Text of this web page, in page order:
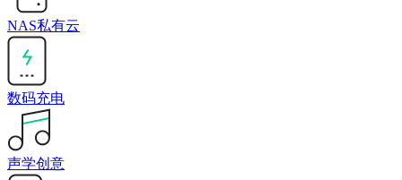
NAS私有云
数码充电
声学创意